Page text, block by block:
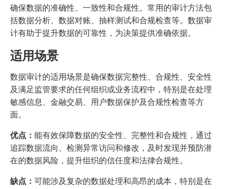
确保数据的准确性、一致性和合规性。常用的审计方法包
括数据分析、数据对账、抽样测试和合规检查等。数据审
计有助于提升数据的可靠性，为决策提供准确依据。
适用场景
数据审计的适用场景是确保数据完整性、合规性、安全性
及满足监管要求的任何组织或业务流程中，特别是在处理
敏感信息、金融交易、用户数据保护及合规性检查等方
面。
优点： 能有效保障数据的安全性、完整性和合规性，通过
追踪数据流向、检测异常访问和修改，及时发现并预防潜
在的数据风险，提升组织的信任度和法律合规性。
缺点： 可能涉及复杂的数据处理和高昂的成本，特别是在